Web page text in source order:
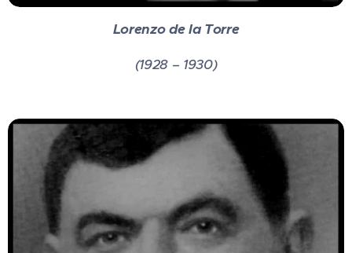
Lorenzo de la Torre
(1928 – 1930)